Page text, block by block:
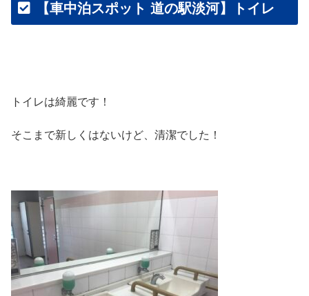
【車中泊スポット 道の駅淡河】トイレ
トイレは綺麗です！
そこまで新しくはないけど、清潔でした！